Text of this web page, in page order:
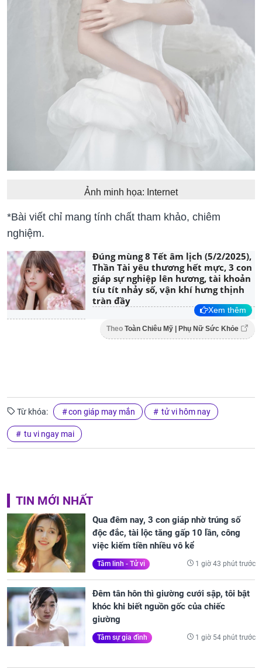
Ảnh minh họa: Internet
*Bài viết chỉ mang tính chất tham khảo, chiêm
nghiệm.
Đúng mùng 8 Tết âm lịch (5/2/2025),
Thần Tài yêu thương hết mực, 3 con
giáp sự nghiệp lên hương, tài khoản
tíu tít nhảy số, vận khí hưng thịnh
tràn đầy
Xem thêm
Theo Toàn Chiêu Mỹ | Phụ Nữ Sức Khỏe
Từ khóa: con giáp may mắn tử vi hôm nay
tu vi ngay mai
TIN MỚI NHẤT
Qua đêm nay, 3 con giáp nhờ trúng số
độc đắc, tài lộc tăng gấp 10 lần, công
việc kiếm tiền nhiều vô kể
Tâm linh - Tử vi 1 giờ 43 phút trước
Đêm tân hôn thì giường cưới sập, tôi bật
khóc khi biết nguồn gốc của chiếc
giường
Tâm sự gia đình 1 giờ 54 phút trước